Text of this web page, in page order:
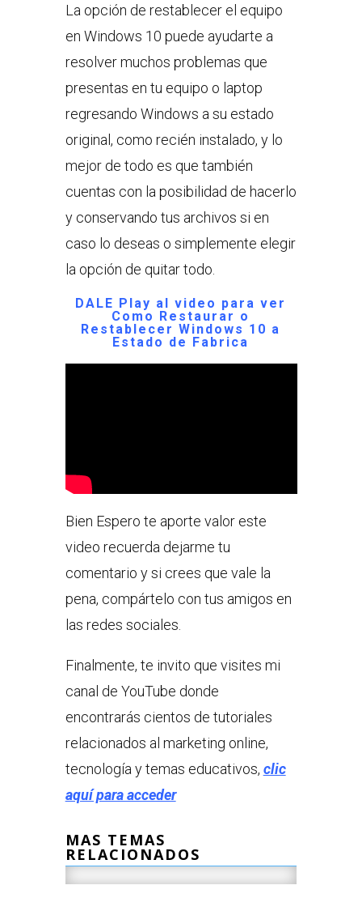
La opción de restablecer el equipo
en Windows 10 puede ayudarte a
resolver muchos problemas que
presentas en tu equipo o laptop
regresando Windows a su estado
original, como recién instalado, y lo
mejor de todo es que también
cuentas con la posibilidad de hacerlo
y conservando tus archivos si en
caso lo deseas o simplemente elegir
la opción de quitar todo.
DALE Play al video para ver
Como Restaurar o
Restablecer Windows 10 a
Estado de Fabrica
Bien Espero te aporte valor este
video recuerda dejarme tu
comentario y si crees que vale la
pena, compártelo con tus amigos en
las redes sociales.
Finalmente, te invito que visites mi
canal de YouTube donde
encontrarás cientos de tutoriales
relacionados al marketing online,
tecnología y temas educativos, clic
aquí para acceder
MAS TEMAS
RELACIONADOS